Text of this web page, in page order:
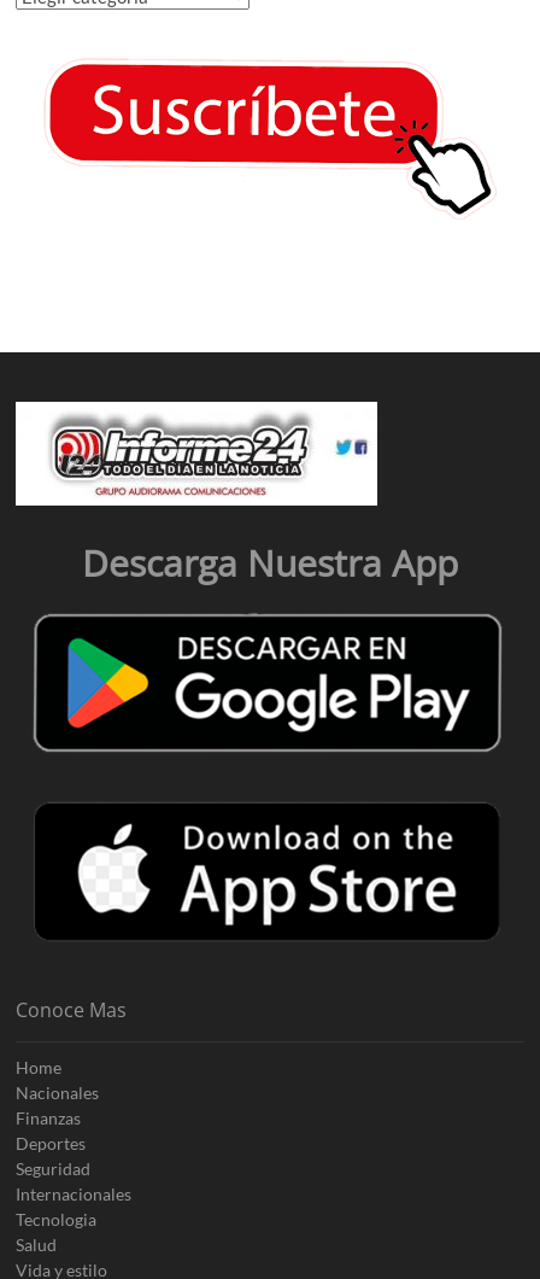
Descarga Nuestra App
Conoce Mas
Home
Nacionales
Finanzas
Deportes
Seguridad
Internacionales
Tecnologia
Salud
Vida y estilo